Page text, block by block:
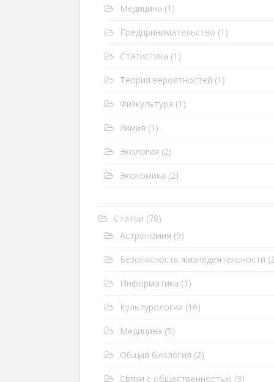
Медицина (1)
Предпринимательство (1)
Статистика (1)
Теория вероятностей (1)
Физкультура (1)
Химия (1)
Экология (2)
Экономика (2)
Статьи (78)
Астрономия (9)
Безопасность жизнедеятельности
Информатика (1)
Культурология (16)
Медицина (5)
Общая биология (2)
Связи с общественностью (3)